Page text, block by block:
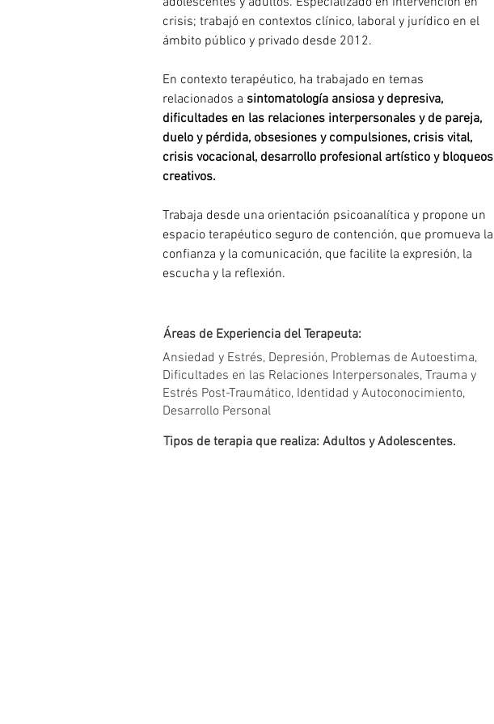
crisis; trabajó en contextos clínico, laboral y jurídico en el
ámbito público y privado desde 2012.
En contexto terapéutico, ha trabajado en temas
relacionados a sintomatología ansiosa y depresiva,
dificultades en las relaciones interpersonales y de pareja,
duelo y pérdida, obsesiones y compulsiones, crisis vital,
crisis vocacional, desarrollo profesional artístico y bloqueos
creativos.
Trabaja desde una orientación psicoanalítica y propone un
espacio terapéutico seguro de contención, que promueva la
confianza y la comunicación, que facilite la expresión, la
escucha y la reflexión.
Áreas de Experiencia del Terapeuta:
Ansiedad y Estrés, Depresión, Problemas de Autoestima,
Dificultades en las Relaciones Interpersonales, Trauma y
Estrés Post-Traumático, Identidad y Autoconocimiento,
Desarrollo Personal
Tipos de terapia que realiza: Adultos y Adolescentes.